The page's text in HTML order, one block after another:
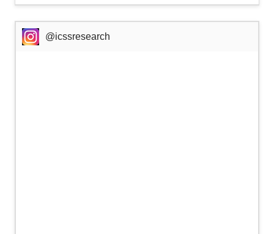
@icssresearch